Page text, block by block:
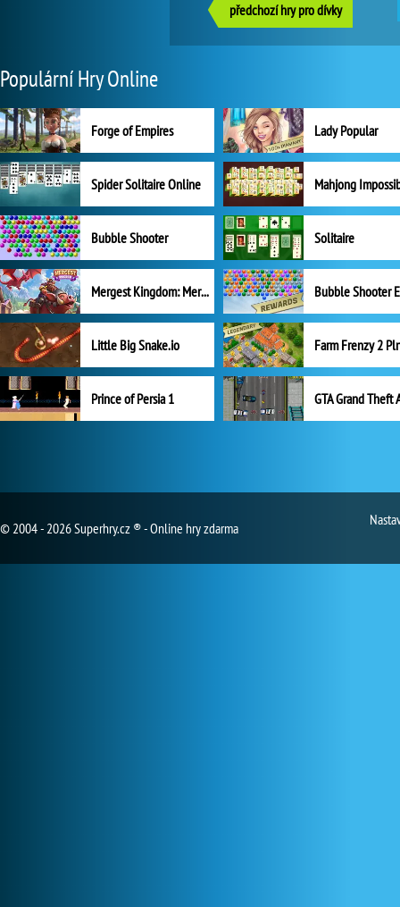
předchozí hry pro dívky
Populární Hry Online
Forge of Empires Lady Popular
Spider Solitaire Online Mahjong
Bubble Shooter Solitaire
Mergest Kingdom: Merge Puzzle
Little Big Snake.io
Prince of Persia 1 GTA Grand Theft
© 2004 - 2026 Superhry.cz ® - Online hry zdarma